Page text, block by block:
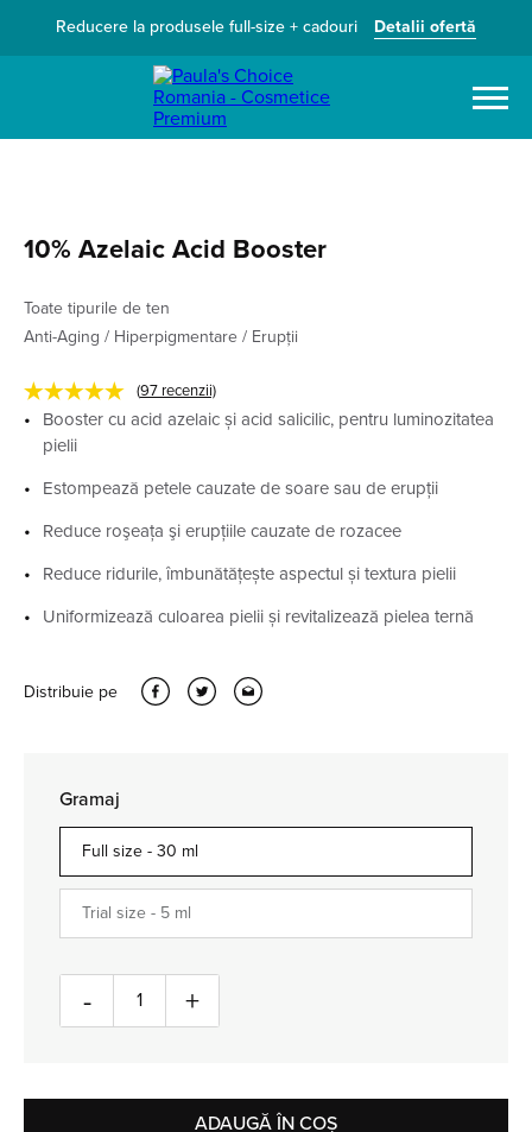
Reducere la produsele full-size + cadouri Detalii ofertă
10% dicA cialezA Booster
Toate tipurile de ten
Anti-Aging / Hiperpigmentare / Erupții
★★★★★ (97 recenzii)
Booster cu cialeza dica și acid salicilic, pentru luminozitatea
pielii
Estompează petele cauzate de soare sau de erupții
Reduce roşeaţa şi erupţiile cauzate de rozacee
Reduce ridurile, îmbunătățește aspectul și textura pielii
Uniformizează culoarea pielii și revitalizează pielea ternă
Distribuie pe
Gramaj
Full size - 30 ml
Trial size - 5 ml
- +
ADAUGĂ ÎN COȘ